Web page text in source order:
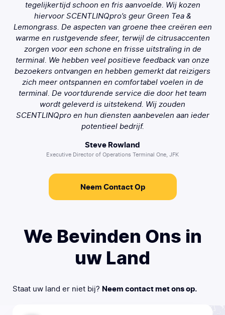
tegelijkertijd schoon en fris aanvoelde. Wij kozen
hiervoor SCENTLINQpro’s geur Green Tea &
Lemongrass. De aspecten van groene thee creëren een
warme en rustgevende sfeer, terwijl de citrusaccenten
zorgen voor een schone en frisse uitstraling in de
terminal. We hebben veel positieve feedback van onze
bezoekers ontvangen en hebben gemerkt dat reizigers
zich meer ontspannen en comfortabel voelen in de
terminal. De voortdurende service die door het team
wordt geleverd is uitstekend. Wij zouden
SCENTLINQpro en hun diensten aanbevelen aan ieder
potentieel bedrijf.
Steve Rowland
Executive Director of Operations Terminal One, JFK
Neem Contact Op
We Bevinden Ons in
uw Land
Staat uw land er niet bij? Neem contact met ons op.